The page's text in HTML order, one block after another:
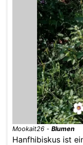
Mookait26 - Blumen
Hanfhibiskus ist